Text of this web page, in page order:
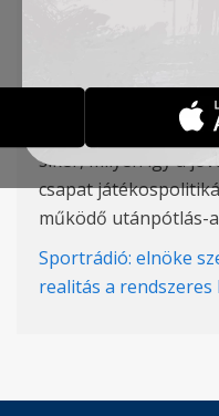
riporterének,
jelent klubja
siker, milyen így a
csapat
működő utánpótlás-
Sportrádió: elnöke
realitás a